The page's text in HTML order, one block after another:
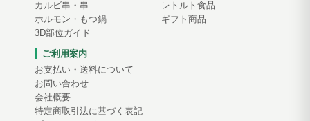
カルビ串・串
ホルモン・もつ鍋
3D部位ガイド
レトルト食品
ギフト商品
ご利用案内
お支払い・送料について
お問い合わせ
会社概要
特定商取引法に基づく表記